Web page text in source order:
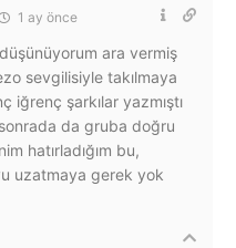
1 ay önce
ara vermiş
sevgilisiyle takılmaya
şarkılar yazmıştı
da gruba doğru
hatırladığım bu,
uzatmaya gerek yok